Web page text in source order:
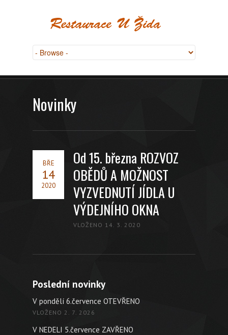
Novinky
BŘE
14
2020
Od 15. března ROZVOZ
OBĚDŮ A MOŽNOST
VYZVEDNUTÍ JÍDLA U
VÝDEJNÍHO OKNA
VLOŽENO 14. 3. 2020
Poslední novinky
V pondělí 6.července OTEVŘENO
VLOŽENO 2. 7. 2026
V NEDELI 5.července ZAVŘENO